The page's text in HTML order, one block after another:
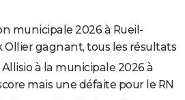
municipale 2026 à Rueil-
Ollier gagnant, tous les résultats
à la municipale 2026 à
mais une défaite pour le RN